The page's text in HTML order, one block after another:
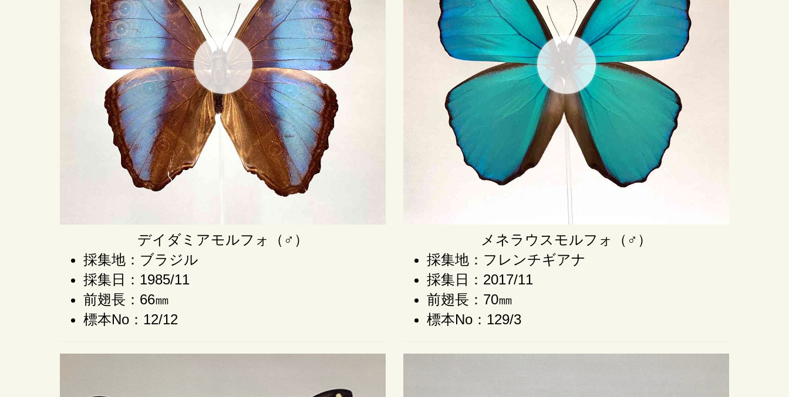
デイダミアモルフォ（♂）
採集地：ブラジル
採集日：1985/11
前翅長：66㎜
標本No：12/12
メネラウスモルフォ（♂）
採集地：フレンチギアナ
採集日：2017/11
前翅長：70㎜
標本No：129/3